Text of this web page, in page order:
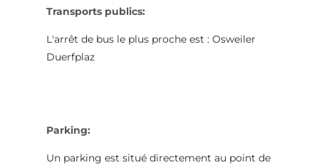
Transports publics:
L'arrêt de bus le plus proche est : Osweiler
Duerfplaz
Parking:
Un parking est situé directement au point de